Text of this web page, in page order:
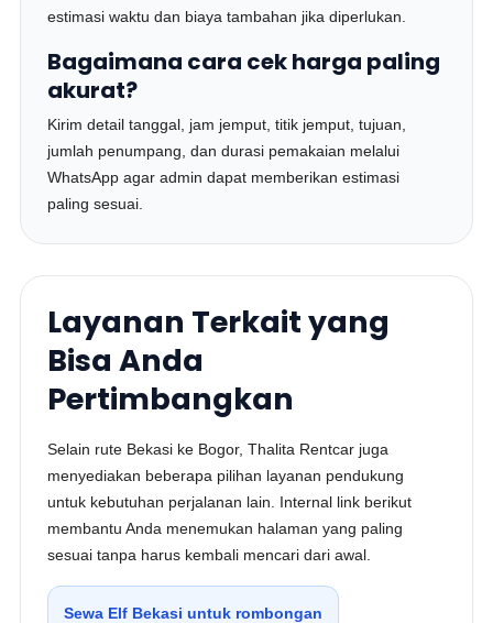
estimasi waktu dan biaya tambahan jika diperlukan.
Bagaimana cara cek harga paling
akurat?
Kirim detail tanggal, jam jemput, titik jemput, tujuan,
jumlah penumpang, dan durasi pemakaian melalui
WhatsApp agar admin dapat memberikan estimasi
paling sesuai.
Layanan Terkait yang
Bisa Anda
Pertimbangkan
Selain rute Bekasi ke Bogor, Thalita Rentcar juga
menyediakan beberapa pilihan layanan pendukung
untuk kebutuhan perjalanan lain. Internal link berikut
membantu Anda menemukan halaman yang paling
sesuai tanpa harus kembali mencari dari awal.
Sewa Elf Bekasi untuk rombongan